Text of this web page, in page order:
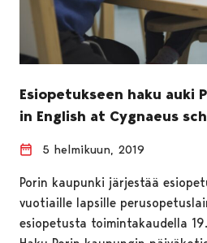
Esiopetukseen haku auki
in English at Cygnaeus
5 helmikuun, 2019
Porin kaupunki järjestää
vuotiaille lapsille
esiopetusta toimintakaudella